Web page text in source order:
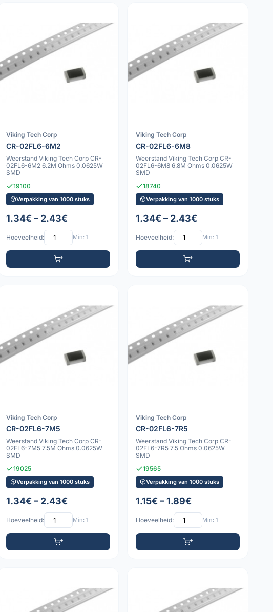
Viking Tech Corp
CR-02FL6-6M2
Weerstand Viking Tech Corp CR-
02FL6-6M2 6.2M Ohms 0.0625W
SMD
19100
Verpakking van 1000 stuks
1.34€ – 2.43€
Hoeveelheid: Min: 1
Viking Tech Corp
CR-02FL6-6M8
Weerstand Viking Tech Corp CR-
02FL6-6M8 6.8M Ohms 0.0625W
SMD
18740
Verpakking van 1000 stuks
1.34€ – 2.43€
Hoeveelheid: Min: 1
Viking Tech Corp
CR-02FL6-7M5
Weerstand Viking Tech Corp CR-
02FL6-7M5 7.5M Ohms 0.0625W
SMD
19025
Verpakking van 1000 stuks
1.34€ – 2.43€
Hoeveelheid: Min: 1
Viking Tech Corp
CR-02FL6-7R5
Weerstand Viking Tech Corp CR-
02FL6-7R5 7.5 Ohms 0.0625W
SMD
19565
Verpakking van 1000 stuks
1.15€ – 1.89€
Hoeveelheid: Min: 1